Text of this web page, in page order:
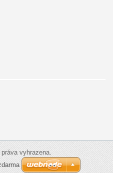
vyhrazena.